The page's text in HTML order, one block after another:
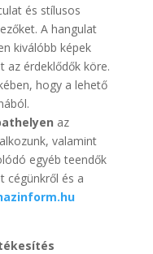
és stílusos
A hangulat
kiválóbb képek
az érdeklődők köre.
hogy a lehető
az
valamint
egyéb teendők
cégünkről és a